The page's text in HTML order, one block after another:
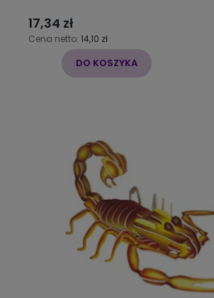
17,34 zł
Cena netto: 14,10 zł
DO KOSZYKA